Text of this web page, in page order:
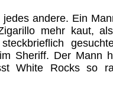
andere. Ein
mehr kaut,
Sheriff. Der Mann
White Rocks so